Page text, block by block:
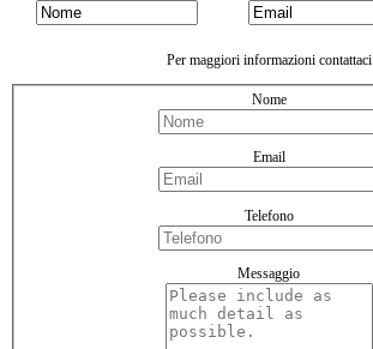
Per maggiori informazioni contattaci
Nome
Email
Telefono
Messaggio